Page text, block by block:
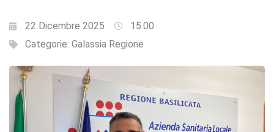
22 Dicembre 2025
15:00
Categorie: Galassia Regione